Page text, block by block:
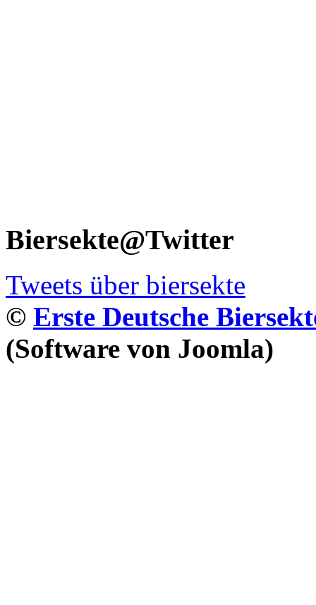
Biersekte@Twitter
Tweets über biersekte
© Erste Deutsche
(Software von Joomla)